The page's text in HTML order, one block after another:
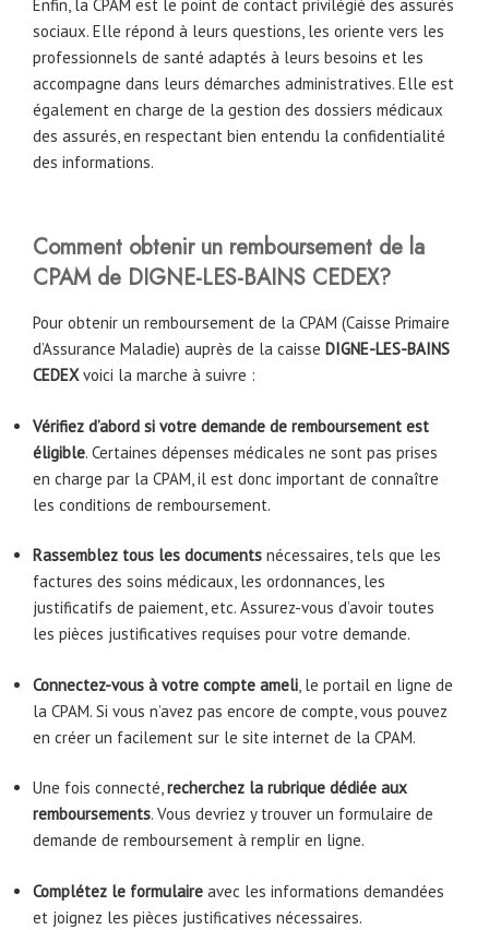
Enfin, la CPAM est le point de contact privilégié des assurés
sociaux. Elle répond à leurs questions, les oriente vers les
professionnels de santé adaptés à leurs besoins et les
accompagne dans leurs démarches administratives. Elle est
également en charge de la gestion des dossiers médicaux
des assurés, en respectant bien entendu la confidentialité
des informations.
Comment obtenir un remboursement de la
CPAM de DIGNE-LES-BAINS CEDEX?
Pour obtenir un remboursement de la CPAM (Caisse Primaire
d’Assurance Maladie) auprès de la caisse DIGNE-LES-BAINS
CEDEXvoici la marche à suivre :
Vérifiez d’abord si votre demande de remboursement est
éligible. Certaines dépenses médicales ne sont pas prises
en charge par la CPAM, il est donc important de connaître
les conditions de remboursement.
Rassemblez tous les documents nécessaires, tels que les
factures des soins médicaux, les ordonnances, les
justificatifs de paiement, etc. Assurez-vous d’avoir toutes
les pièces justificatives requises pour votre demande.
Connectez-vous à votre compte ameli, le portail en ligne de
la CPAM. Si vous n’avez pas encore de compte, vous pouvez
en créer un facilement sur le site internet de la CPAM.
Une fois connecté,recherchez la rubrique dédiée aux
remboursements. Vous devriez y trouver un formulaire de
demande de remboursement à remplir en ligne.
Complétez le formulaire avec les informations demandées
et joignez les pièces justificatives nécessaires.